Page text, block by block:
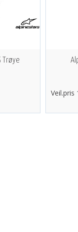
Trøye
Veil.pris